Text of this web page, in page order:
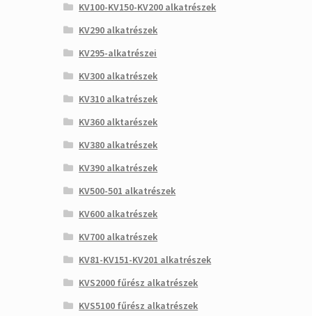
KV100-KV150-KV200 alkatrészek
KV290 alkatrészek
KV295-alkatrészei
KV300 alkatrészek
KV310 alkatrészek
KV360 alktarészek
KV380 alkatrészek
KV390 alkatrészek
KV500-501 alkatrészek
KV600 alkatrészek
KV700 alkatrészek
KV81-KV151-KV201 alkatrészek
KVS2000 fűrész alkatrészek
KVS5100 fűrész alkatrészek